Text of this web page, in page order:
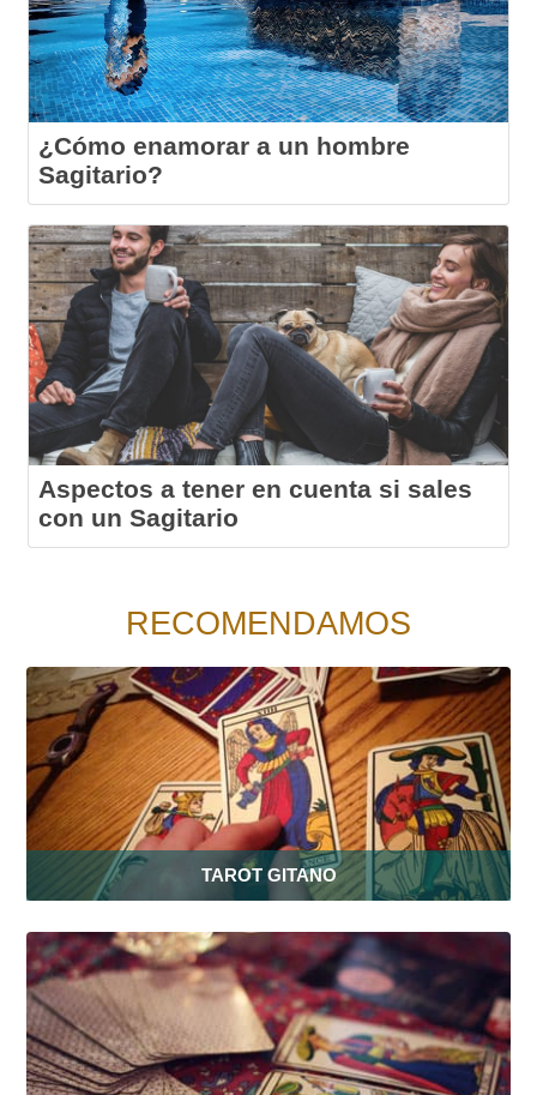
¿Cómo enamorar a un hombre
Sagitario?
Aspectos a tener en cuenta si sales
con un Sagitario
RECOMENDAMOS
TAROT GITANO